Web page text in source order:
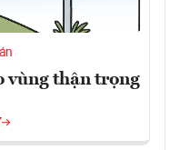
vùng thận trọng